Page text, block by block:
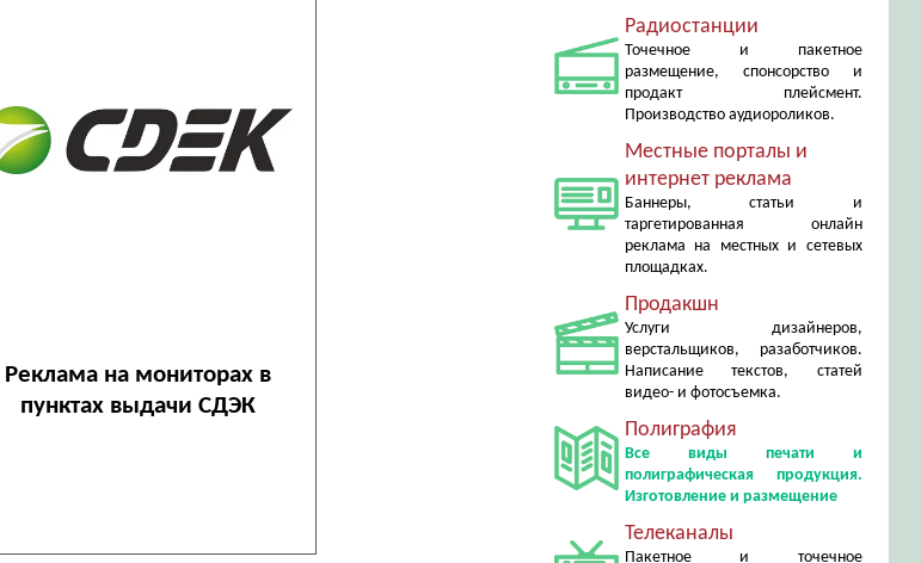
Реклама на мониторах в
пунктах выдачи СДЭК
Радиостанции
Точечное и пакетное
размещение, спонсорство и
продакт плейсмент.
Производство аудиороликов.
Местные порталы и
интернет реклама
Баннеры, статьи и
таргетированная онлайн
реклама на местных и сетевых
площадках.
Продакшн
Услуги дизайнеров,
верстальщиков, разаботчиков.
Написание текстов, статей
видео- и фотосъемка.
Полиграфия
Все виды печати и
полиграфическая продукция.
Изготовление и размещение
Телеканалы
Пакетное и точечное